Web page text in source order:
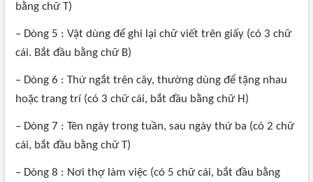
bằng chữ T)
– Dòng 5 : Vật dùng để ghi lại chữ viết trên giấy (có 3 chữ
cái. Bắt đầu bằng chữ B)
– Dòng 6 : Thứ ngắt trên cây, thường dùng để tặng nhau
hoặc trang trí (có 3 chữ cái, bắt đầu bằng chữ H)
– Dòng 7 : Tên ngày trong tuần, sau ngày thứ ba (có 2 chữ
cái, bắt đầu bằng chữ T)
– Dòng 8 : Nơi thợ làm việc (có 5 chữ cái, bắt đầu bằng